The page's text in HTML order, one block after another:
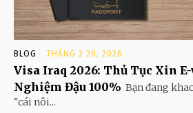
BLOG THÁNG 3 20, 2026
Visa Iraq 2026: Thủ Tục Xin
Nghiệm Đậu 100% Bạn đang
"cái nôi...